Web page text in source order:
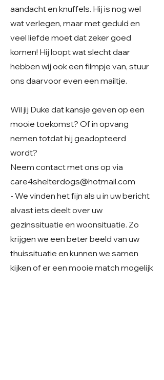
aandacht en knuffels. Hij is nog wel
wat verlegen, maar met geduld en
veel liefde moet dat zeker goed
komen! Hij loopt wat slecht daar
hebben wij ook een filmpje van, stuur
ons daarvoor even een mailtje.
Wil jij Duke dat kansje geven op een
mooie toekomst? Of in opvang
nemen totdat hij geadopteerd
wordt?
Neem contact met ons op via
care4shelterdogs@hotmail.com
- We vinden het fijn als u in uw bericht
alvast iets deelt over uw
gezinssituatie en woonsituatie. Zo
krijgen we een beter beeld van uw
thuissituatie en kunnen we samen
kijken of er een mooie match mogelijk